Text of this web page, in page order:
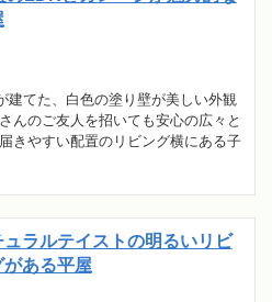
建てた、白色の塗り壁が美しい外観
んのご友人を招いても安心の広々と
きやすい配置のリビング横にある子
ュラルテイストの明るいリビ
がある平屋